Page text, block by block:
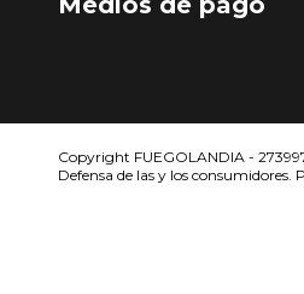
Copyright FUEGOLANDIA -
Defensa de las y los consumidores.